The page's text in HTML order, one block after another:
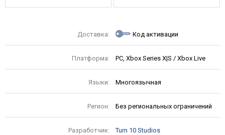
Доставка: Код активации
Платформа: PC, Xbox Series X|S / Xbox Live
Языки: Многоязычная
Регион: Без региональных ограничений
Разработчик: Turn 10 Studios